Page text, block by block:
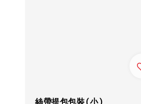
絲帶提包包裝(小)